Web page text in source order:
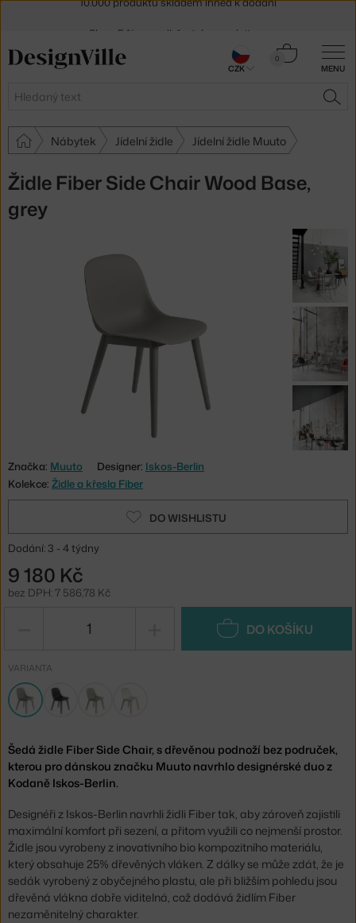
MENU
Hledat
0
Košík
Nábytek Jídelní židle Jídelní židle Muuto
Židle Fiber Side Chair Wood Base,
grey
Značka: Muuto Designer: Iskos-Berlin
Kolekce: Židle a křesla Fiber
DO WISHLISTU
Dodání: 3 - 4 týdny
9 180 Kč
bez DPH: 7 586,78 Kč
DO KOŠÍKU
VARIANTA
Šedá židle Fiber Side Chair, s dřevěnou podnoží bez područek,
kterou pro dánskou značku Muuto navrhlo designérské duo z
Kodaně Iskos-Berlin.
Designéři z Iskos-Berlin navrhli židli Fiber tak, aby zároveň zajistili
maximální komfort při sezení, a přitom využili co nejmenší prostor.
Židle jsou vyrobeny z inovativního bio kompozitního materiálu,
který obsahuje 25% dřevěných vláken. Z dálky se může zdát, že je
sedák vyrobený z obyčejného plastu, ale při bližším pohledu jsou
dřevěná vlákna dobře viditelná, což dodává židlím Fiber
nezaměnitelný charakter.
30 dní na vrácení zboží
CZK